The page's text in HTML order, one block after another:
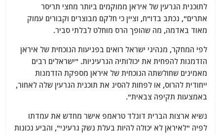
לתוכנית הגרעין של איראן ממוקמים ביותר מחצי תריסר
אתרים", נכתב בדו"ח, וציין כי חלקם מבוצרים וקבורים עמוק
מאוד באדמה, מה שהופך הרס מוחלט לבלתי סביר.
לפי המחקר, מנהיגי ישראל רואים בפגיעות הנוכחית של איראן
הזדמנות להפחית את יכולותיה הגרעיניות. "ישראלים רבים
מאמינים שחולשתה הנוכחית של איראן מספקת הזדמנות
ייחודית להרוס, או לפחות להסיג את תוכנית הגרעין שלה לאחור,
באמצעות תקיפה צבאית".
נשיא ארצות הברית דונלד טראמפ אישר מחדש את עמדתו
לפיה "לאיראן לא יכולה להיות בעלת נשק גרעיני", והביע נכונות